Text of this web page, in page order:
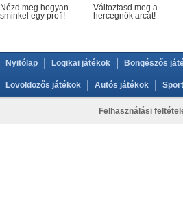
Nézd meg hogyan
sminkel egy profi!
Változtasd meg a
hercegnők arcát!
Nyitólap Logikai játékok Böngészős
Lövöldözős játékok Autós játékok
Felhasználási